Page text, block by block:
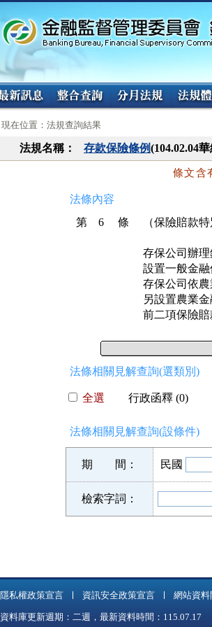
現在位置：法規查詢結果
法規名稱： 存款保險條例(104.02.04
條文含
法條內容
第 6 條
（保險賠款
存保公司辦
設置一般金融
存保公司依
另設置農業
前二項保險賠
法條相關見解查詢(選類別)
全選 行政函釋 (0)
法條相關見解查詢(設條件)
期 間： 民國
檢索字詞：
隱私權政策宣言 資訊安全政策宣言 網站資
資料庫更新週期：二週，最新資料時間：115.07.17